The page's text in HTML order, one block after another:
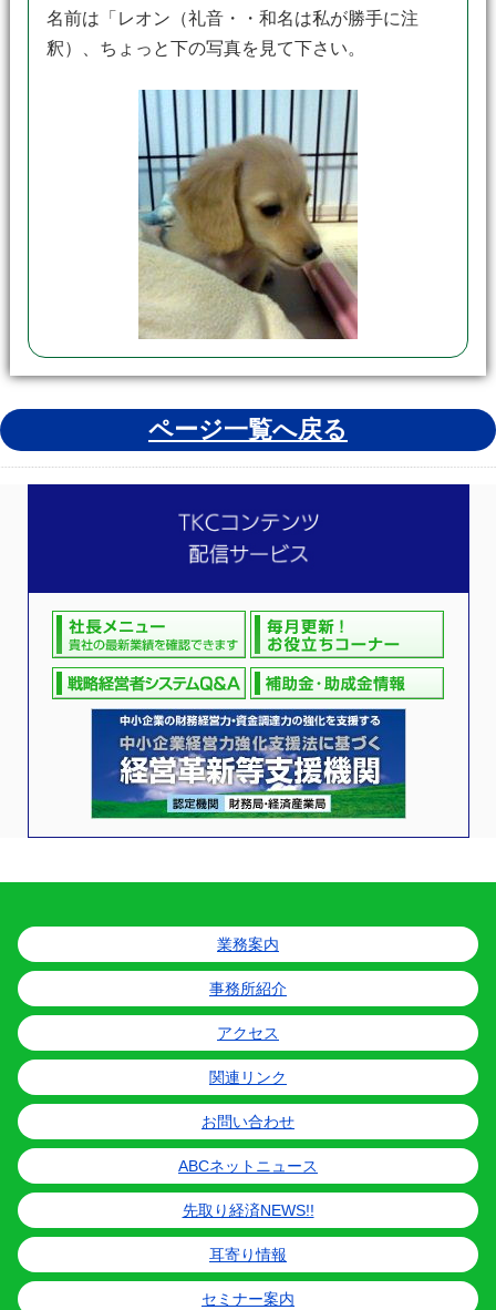
名前は「レオン（礼音・・和名は私が勝手に注
釈）、ちょっと下の写真を見て下さい。
ページ一覧へ戻る
業務案内
事務所紹介
アクセス
関連リンク
お問い合わせ
ABCネットニュース
先取り経済NEWS!!
耳寄り情報
セミナー案内